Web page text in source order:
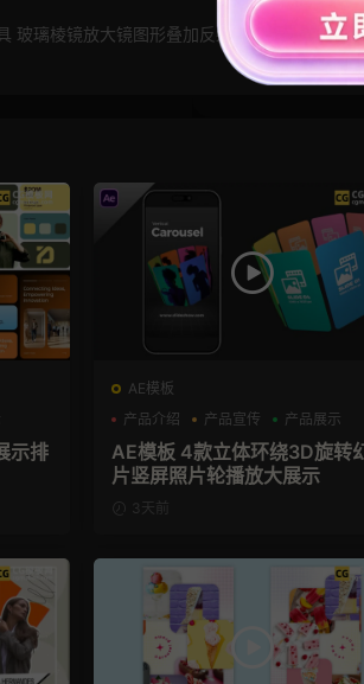
玻璃棱镜放大镜图形叠加反射滤 PR模板：夏
示排
AE模板
产品介绍
产品宣传 产品展示
AE模板 4款立体环绕3D旋转
片竖屏照片轮播放大展示
3天前